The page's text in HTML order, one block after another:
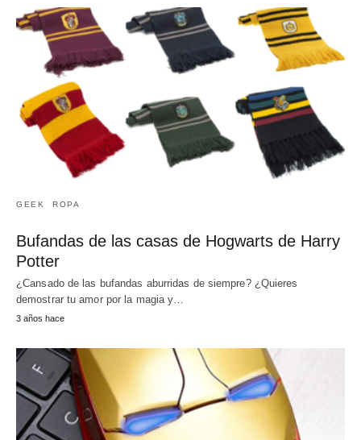
GEEK ROPA
Bufandas de las casas de Hogwarts de Harry
Potter
¿Cansado de las bufandas aburridas de siempre? ¿Quieres
demostrar tu amor por la magia y…
3 años hace